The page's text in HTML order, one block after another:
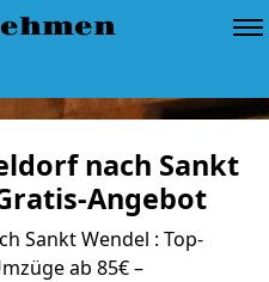
nach Sankt
Angebot
Sankt Wendel : Top-
ab 85€ –